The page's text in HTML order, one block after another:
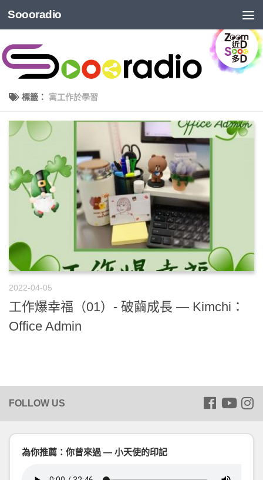
Soooradio
標籤： 寓工作於學習
2022-04-05
工作爆幸福（01）- 破繭成長 — Kimchi：
Office Admin
為你推薦：你曾來過 — 小天使的印記